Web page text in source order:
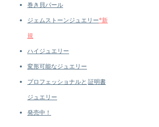
巻き貝パール
ジェムストーンジュエリー*新
規
ハイジュエリー
変形可能なジュエリー
プロフェッショナルと 証明書
ジュエリー
発売中！